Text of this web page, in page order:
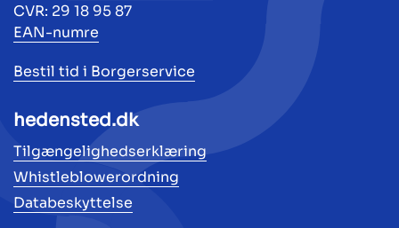
CVR: 29 18 95 87
EAN-numre
Bestil tid i Borgerservice
hedensted.dk
Tilgængelighedserklæring
Whistleblowerordning
Databeskyttelse